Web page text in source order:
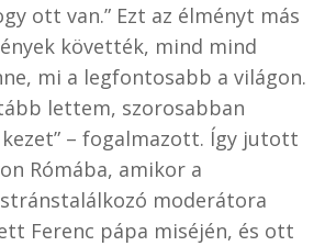
ott van.” Ezt az élményt más
követték, mind mind
mi a legfontosabb a világon.
lettem, szorosabban
– fogalmazott. Így jutott
Rómába, amikor a
moderátora
Ferenc pápa miséjén, és ott